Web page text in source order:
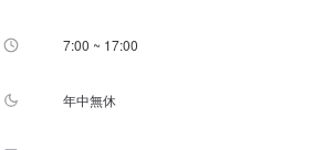
7:00 ~ 17:00
年中無休